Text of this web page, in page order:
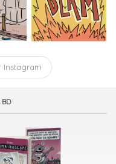
Instagram